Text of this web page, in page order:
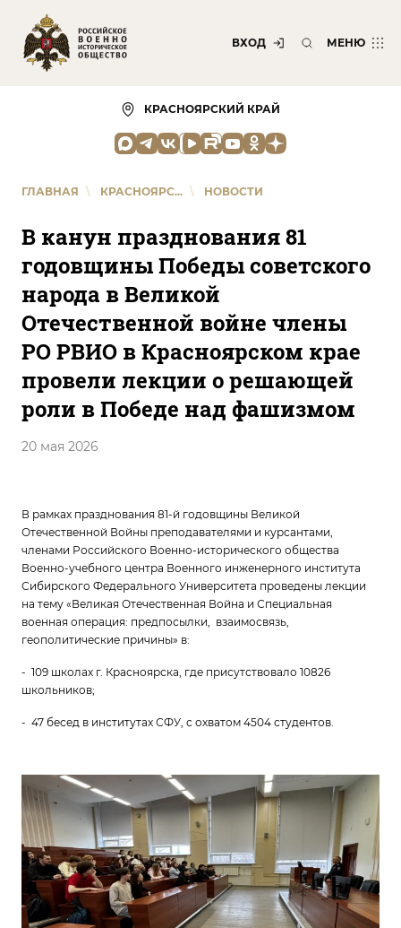
ВХОД МЕНЮ
КРАСНОЯРСКИЙ КРАЙ
ГЛАВНАЯ \ КРАСНОЯРС... \ НОВОСТИ
В канун празднования 81
годовщины Победы советского
народа в Великой
Отечественной войне члены
РО РВИО в Красноярском крае
провели лекции о решающей
роли в Победе над фашизмом
20 мая 2026
В рамках празднования 81-й годовщины Великой
Отечественной Войны преподавателями и курсантами,
членами Российского Военно-исторического общества
Военно-учебного центра Военного инженерного института
Сибирского Федерального Университета проведены лекции
на тему «Великая Отечественная Война и Специальная
военная операция: предпосылки, взаимосвязь,
геополитические причины» в:
- 109 школах г. Красноярска, где присутствовало 10826
школьников;
- 47 бесед в институтах СФУ, с охватом 4504 студентов.